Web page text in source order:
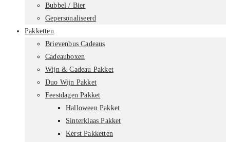
Bubbel / Bier
Gepersonaliseerd
Pakketten
Brievenbus Cadeaus
Cadeauboxen
Wijn & Cadeau Pakket
Duo Wijn Pakket
Feestdagen Pakket
Halloween Pakket
Sinterklaas Pakket
Kerst Pakketten